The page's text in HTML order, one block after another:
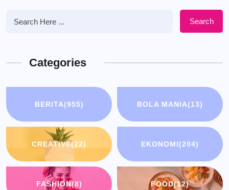
Search
Categories
BERITA(955) BOLA MANIA(13)
CREATIVE(22) EKONOMI(204)
FASHION(8) FOOD(12)